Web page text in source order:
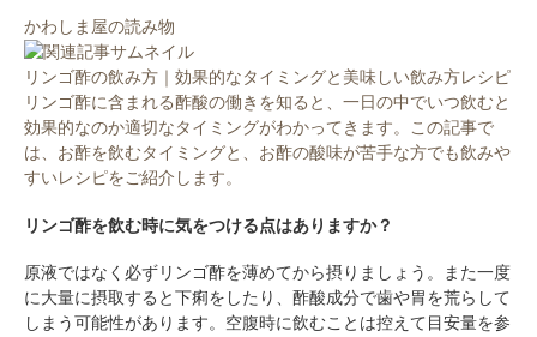
かわしま屋の読み物
リンゴ酢の飲み方｜効果的なタイミングと美味しい飲み方レシピ
リンゴ酢に含まれる酢酸の働きを知ると、一日の中でいつ飲むと
効果的なのか適切なタイミングがわかってきます。この記事で
は、お酢を飲むタイミングと、お酢の酸味が苦手な方でも飲みや
すいレシピをご紹介します。
リンゴ酢を飲む時に気をつける点はありますか？
原液ではなく必ずリンゴ酢を薄めてから摂りましょう。また一度
に大量に摂取すると下痢をしたり、酢酸成分で歯や胃を荒らして
しまう可能性があります。空腹時に飲むことは控えて目安量を参